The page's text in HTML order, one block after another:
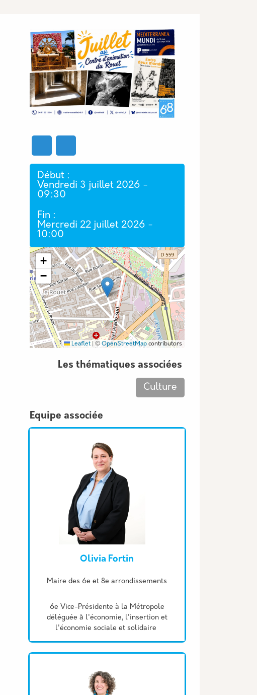
Image
Début
Vendredi 3 juillet 2026 -
09:30
Fin
Mercredi 22 juillet 2026 -
10:00
Coordonnées GPS
+
−
Leaflet © OpenStreetMapcontributors
Les thématiques associées
Culture
Equipe associée
Olivia Fortin
Maire des 6e et 8e arrondissements
6e Vice-Présidente à la Métropole
déléguée à l'économie, l'insertion et
l'économie sociale et solidaire